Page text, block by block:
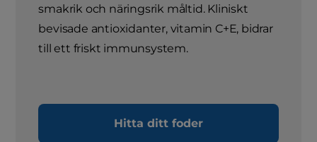
smakrik och näringsrik måltid. Kliniskt
bevisade antioxidanter, vitamin C+E, bidrar
till ett friskt immunsystem.
Hitta ditt foder